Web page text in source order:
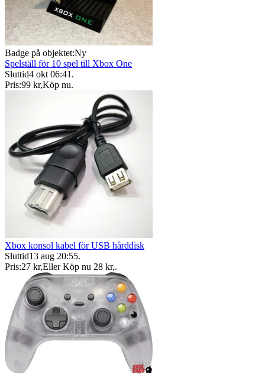
Badge på objektet:Ny
Spelställ för 10 spel till Xbox One
Sluttid4 okt 06:41 .
Pris:99 kr,Köp nu.
Xbox konsol kabel för USB hårddisk
Sluttid13 aug 20:55.
Pris:27 kr,Eller Köp nu 28 kr,.